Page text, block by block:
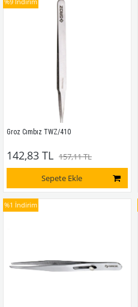
Groz Cımbız TWZ/410
142,83 TL 157,11 TL
Sepete Ekle
%1 İndirim